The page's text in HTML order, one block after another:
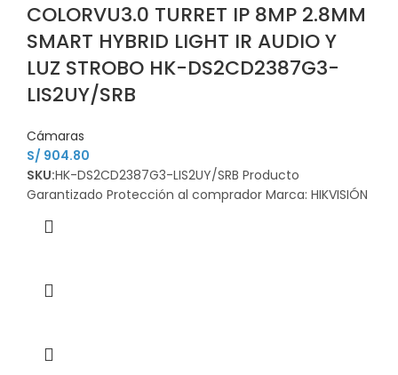
COLORVU3.0 TURRET IP 8MP 2.8MM
SMART HYBRID LIGHT IR AUDIO Y
LUZ STROBO HK-DS2CD2387G3-
LIS2UY/SRB
Cámaras
S/ 904.80
SKU:HK-DS2CD2387G3-LIS2UY/SRB Producto
Garantizado Protección al comprador Marca: HIKVISIÓN